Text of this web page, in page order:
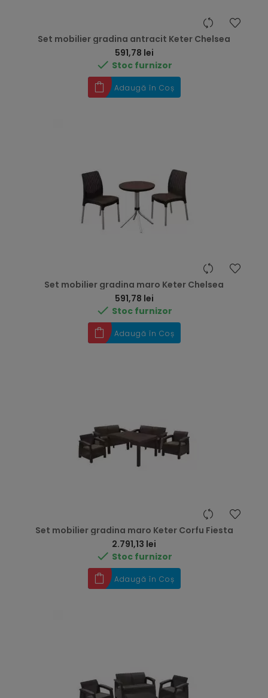
Set mobilier gradina antracit Keter Chelsea
591,78 lei
 Stoc furnizor
Adaugă în Coș
Set mobilier gradina maro Keter Chelsea
591,78 lei
 Stoc furnizor
Adaugă în Coș
Set mobilier gradina maro Keter Corfu Fiesta
2.791,13 lei
 Stoc furnizor
Adaugă în Coș